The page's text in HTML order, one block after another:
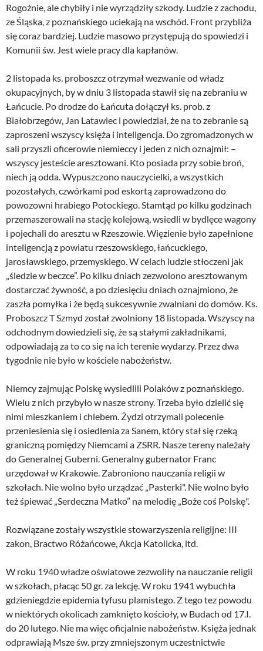
Rogożnie, ale chybiły i nie wyrządziły szkody. Ludzie z zachodu,
ze Śląska, z poznańskiego uciekają na wschód. Front przybliża
się coraz bardziej. Ludzie masowo przystępują do spowiedzi i
Komunii św. Jest wiele pracy dla kapłanów.
2 listopada ks. proboszcz otrzymał wezwanie od władz
okupacyjnych, by w dniu 3 listopada stawił się na zebraniu w
Łańcucie. Po drodze do Łańcuta dołączył ks. prob. z
Białobrzegów, Jan Latawiec i powiedział, że na to zebranie są
zaproszeni wszyscy księża i inteligencja. Do zgromadzonych w
sali przyszli oficerowie niemieccy i jeden z nich oznajmił: –
wszyscy jesteście aresztowani. Kto posiada przy sobie broń,
niech ją odda. Wypuszczono nauczycielki, a wszystkich
pozostałych, czwórkami pod eskortą zaprowadzono do
powozowni hrabiego Potockiego. Stamtąd po kilku godzinach
przemaszerowali na stację kolejową, wsiedli w bydlęce wagony
i pojechali do aresztu w Rzeszowie. Więzienie było zapełnione
inteligencją z powiatu rzeszowskiego, łańcuckiego,
jarosławskiego, przemyskiego. W celach ludzie stłoczeni jak
„śledzie w beczce”. Po kilku dniach zezwolono aresztowanym
dostarczać żywność, a po dziesięciu dniach oznajmiono, że
zaszła pomyłka i że będą sukcesywnie zwalniani do domów. Ks.
Proboszcz T Szmyd został zwolniony 18 listopada. Wszyscy na
odchodnym dowiedzieli się, że są stałymi zakładnikami,
odpowiadają za to co się na ich terenie wydarzy. Przez dwa
tygodnie nie było w kościele nabożeństw.
Niemcy zajmując Polskę wysiedlili Polaków z poznańskiego.
Wielu z nich przybyło w nasze strony. Trzeba było dzielić się
nimi mieszkaniem i chlebem. Żydzi otrzymali polecenie
przeniesienia się i osiedlenia za Sanem, który stał się rzeką
graniczną pomiędzy Niemcami a ZSRR. Nasze tereny należały
do Generalnej Guberni. Generalny gubernator Franc
urzędował w Krakowie. Zabroniono nauczania religii w
szkołach. Nie wolno było urządzać „Pasterki". Nie wolno było
też śpiewać „Serdeczna Matko” na melodię „Boże coś Polskę".
Rozwiązane zostały wszystkie stowarzyszenia religijne: III
zakon, Bractwo Różańcowe, Akcja Katolicka, itd.
W roku 1940 władze oświatowe zezwoliły na nauczanie religii
w szkołach, płacąc 50 gr. za lekcję. W roku 1941 wybuchła
gdzieniegdzie epidemia tyfusu plamistego. Z tego tez powodu
w niektórych okolicach zamknięto kościoły, w Budach od 17.I.
do 20 lutego. Nie ma więc oficjalnie nabożeństw. Księża jednak
odprawiają Msze św. przy zmniejszonym uczestnictwie